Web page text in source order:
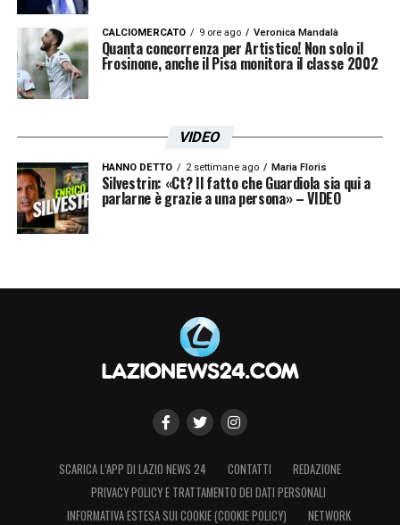
LA PLAYLIST DELLE NOSTRE TOP NEWS
CALCIOMERCATO 9 ore ago Veronica Mandalà
Quanta concorrenza per Artistico! Non solo il
Frosinone, anche il Pisa monitora il classe 2002
VIDEO
HANNO DETTO 2 settimane ago Maria Floris
Silvestrin: «Ct? Il fatto che Guardiola sia qui a
parlarne è grazie a una persona» – VIDEO
SCARICA L’APP DI LAZIO NEWS 24 CONTATTI
REDAZIONE
PRIVACY POLICY E TRATTAMENTO DEI DATI PERSONALI
INFORMATIVA ESTESA SUI COOKIE (COOKIE POLICY)
NETWORK